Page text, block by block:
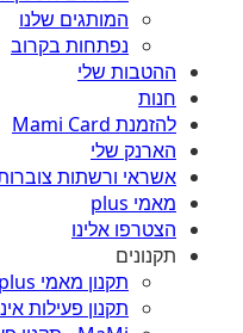
המותגים שלנו
נפתחות בקרוב
ההטבות שלי
חנות
להזמנת Mami Card
הארנק שלי
אשראי ורשתות
מאמי plus
הצטרפו אלינו
תקנונים
תקנון מאמי plus
תקנון פעילות